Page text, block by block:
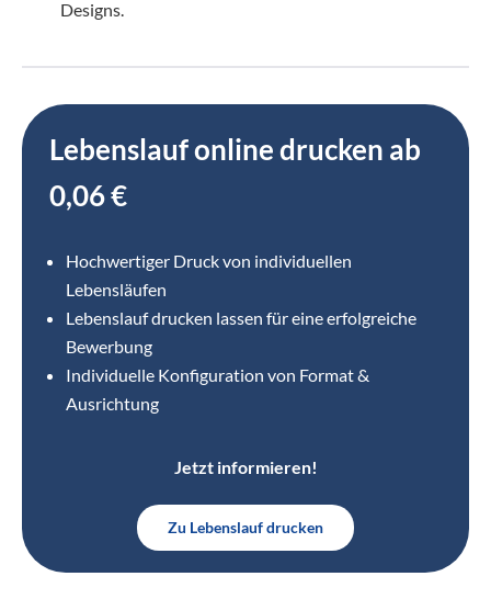
Designs.
Lebenslauf online drucken ab
0,06 €
Hochwertiger Druck von individuellen
Lebensläufen
Lebenslauf drucken lassen für eine erfolgreiche
Bewerbung
Individuelle Konfiguration von Format &
Ausrichtung
Jetzt informieren!
Zu Lebenslauf drucken